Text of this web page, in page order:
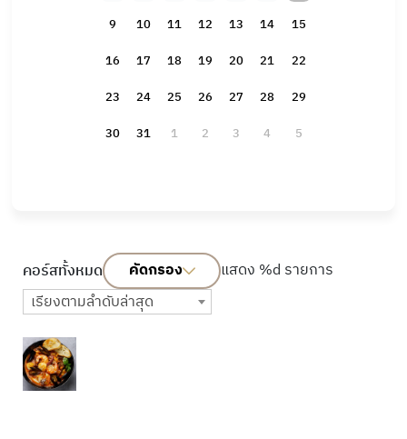
9
10 11 12 13 14
15
16
17 18 19 20 21
22
23
24 25 26 27 28
29
30
31 1 2 3 4 5
คอร์สทั้งหมด คัดกรอง
แสดง %d รายการ
เรียงตามลำดับล่าสุด